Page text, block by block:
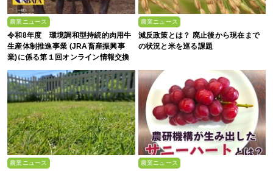
農業ニュース
令和8年度 環境調和型持続的肉用牛
生産体制推進事業 (JRA畜産振興事
業)に係る第１回オンライン情報交換
会
農業ニュース
減反政策とは？ 廃止後から現在まで
の状況と米を巡る課題
農業ニュース 農業ニュース